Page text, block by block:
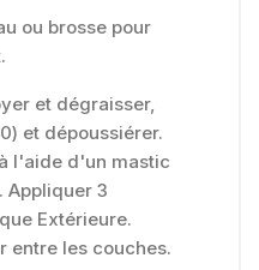
ou brosse pour
et dégraisser,
et dépoussiérer.
l'aide d'un mastic
Appliquer 3
Extérieure.
entre les couches.